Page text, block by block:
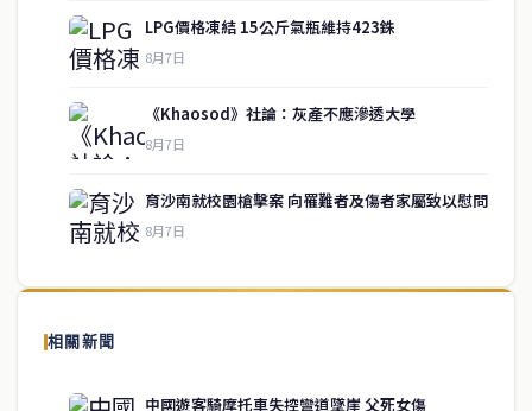
LPG價格凍結 15公斤氣瓶維持423銖
8月7日
《Khaosod》社論：灰產不應滲透大學
8月7日
育沙南就校園槍擊案 向罹難者及傷者家屬致以慰問
8月7日
相關新聞
中國遊客騎摩托車失控彎道墜崖 父死女傷
關於我們
泰國中文新聞（TCN）是一家總部設於曼谷的中文新聞媒體，致力於
供即時、客觀、多元的中文新聞內容。
service@thaichinesenews.com